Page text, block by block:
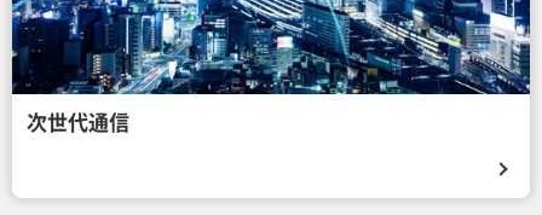
次世代通信